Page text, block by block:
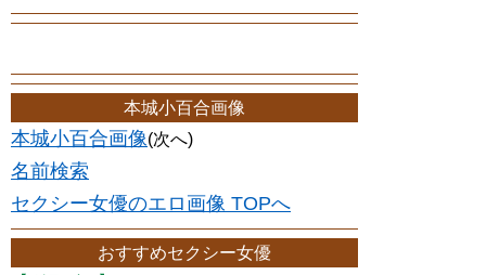
本城小百合画像
本城小百合画像(次へ)
名前検索
セクシー女優のエロ画像 TOPへ
おすすめセクシー女優